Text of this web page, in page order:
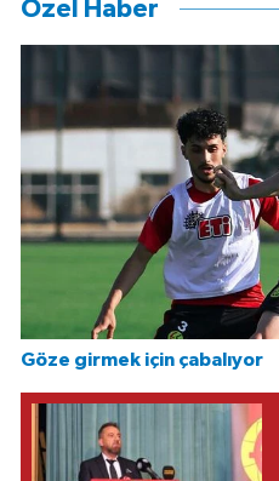
Özel Haber
Göze girmek için çabalıyor